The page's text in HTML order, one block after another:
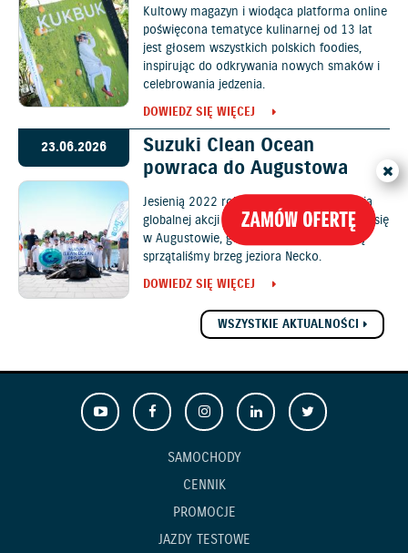
Kultowy magazyn i wiodąca platforma online
poświęcona tematyce kulinarnej od 13 lat
jest głosem wszystkich polskich foodies,
inspirując do odkrywania nowych smaków i
celebrowania jedzenia.
DOWIEDZ SIĘ WIĘCEJ
23.06.2026
Suzuki Clean Ocean
powraca do Augustowa
Jesienią 2022 roku pierwsza polska edycja
globalnej akcji Suzuki Clean Ocean odbyła się
w Augustowie, gdzie z młodzieżą szkolną
sprzątaliśmy brzeg jeziora Necko.
DOWIEDZ SIĘ WIĘCEJ
WSZYSTKIE AKTUALNOŚCI
SAMOCHODY
CENNIK
PROMOCJE
JAZDY TESTOWE